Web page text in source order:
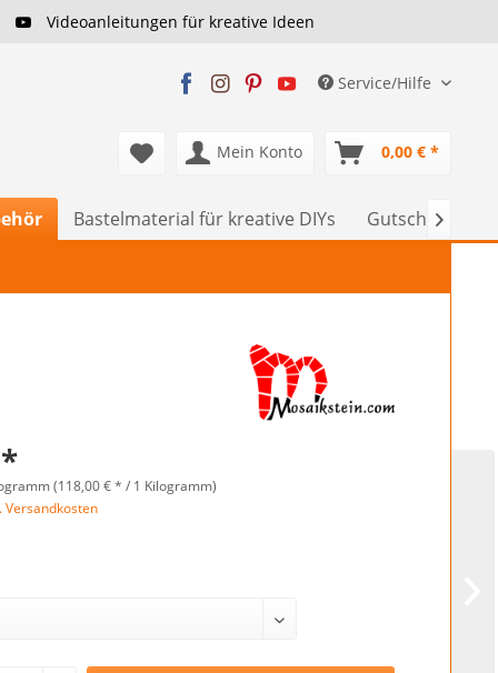
Videoanleitungen für kreative Ideen
Service/Hilfe
Mein Konto 0,00 € *
Bastelmaterial für kreative DIYs Gutscheine

(118,00 € * / 1 Kilogramm)
Versandkosten